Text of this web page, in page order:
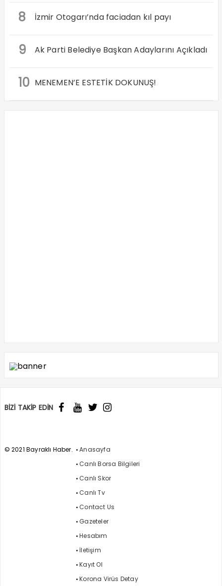
8 İzmir Otogarı’nda faciadan kıl payı
9 Ak Parti Belediye Başkan Adaylarını Açıkladı
10 MENEMEN’E ESTETİK DOKUNUŞ!
BİZİ TAKİP EDİN
© 2021 Bayraklı Haber.
Anasayfa
Canlı Borsa Bilgileri
Canlı Skor
Canlı Tv
Contact Us
Gazeteler
Hesabım
İletişim
Kayıt Ol
Korona Virüs Detay